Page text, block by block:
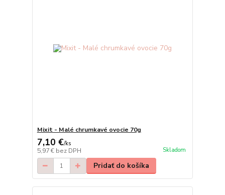
Mixit - Malé chrumkavé ovocie 70g
7,10 €/ks
5,97 € bez DPH Skladom
Pridať do košíka